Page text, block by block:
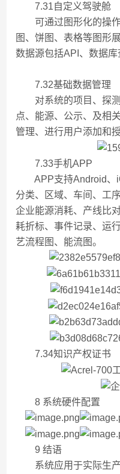
7.31自定义驾驶舱
可通过图形化的操作
图、饼图、表格等图形
数据源包括API、数据库
7.32基础数据管理
对系统的项目、探测
点、能源、公示、及相
管理、进行用户添加和
7.33手机APP
APP支持Android、
分类、区域、车间、工
企业能源消耗、产线比
耗折标、事件记录、运
艺流程图、能流图。
7.34知识产权证书
8 系统硬件配置
9 结语
系统应用于实际生产